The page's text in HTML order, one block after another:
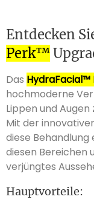
Entdecken
Perk™
Das HydraFacial™
hochmoderne
Lippen und
Mit der
diese
diesen Bereichen
verjüngtes
Hauptvorteile: